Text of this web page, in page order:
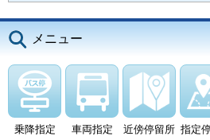
メニュー
乗降指定 車両指定 近傍停留所 指定